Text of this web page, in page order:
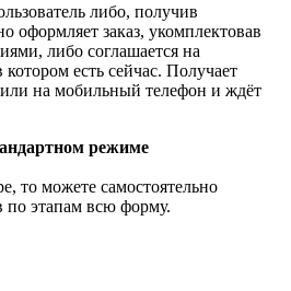
либо, получив
оформляет заказ, укомплектовав
либо соглашается на
есть сейчас. Получает
на мобильный телефон и ждёт
режиме
то можете самостоятельно
по этапам всю форму.